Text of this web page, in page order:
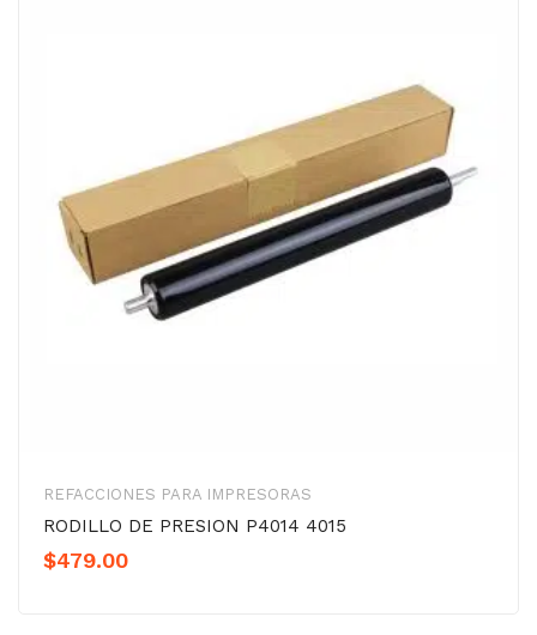
REFACCIONES PARA IMPRESORAS
RODILLO DE PRESION P4014 4015
$479.00